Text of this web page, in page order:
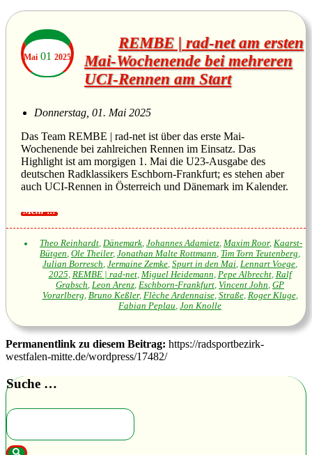
Mai 01 2025
REMBE | rad-net am ersten
Mai-Wochenende bei mehreren
UCI-Rennen am Start
Donnerstag, 01. Mai 2025
Das Team REMBE | rad-net ist über das erste Mai-
Wochenende bei zahlreichen Rennen im Einsatz. Das
Highlight ist am morgigen 1. Mai die U23-Ausgabe des
deutschen Radklassikers Eschborn-Frankfurt; es stehen aber
auch UCI-Rennen in Österreich und Dänemark im Kalender.
Theo Reinhardt, Dänemark, Johannes Adamietz, Maxim Roor, Kaarst-
Bütgen, Ole Theiler, Jonathan Malte Rottmann, Tim Torn Teutenberg,
Julian Borresch, Jermaine Zemke, Spurt in den Mai, Lennart Voege,
2025, REMBE | rad-net, Miguel Heidemann, Pepe Albrecht, Ralf
Grabsch, Leon Arenz, Eschborn-Frankfurt, Vincent John, GP
Vorarlberg, Bruno Keßler, Flèche Ardennaise, Straße, Roger Kluge,
Fabian Peplau, Jon Knolle
Permanentlink zu diesem Beitrag: https://radsportbezirk-
westfalen-mitte.de/wordpress/17482/
Suche …